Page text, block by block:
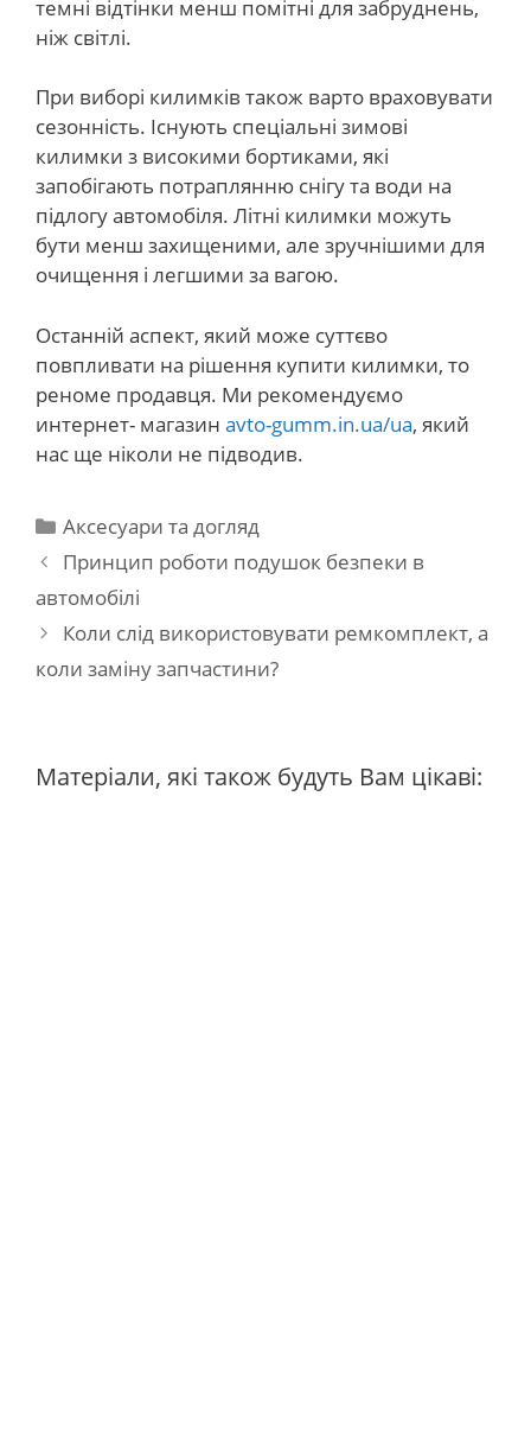
темні відтінки менш помітні для забруднень,
ніж світлі.
При виборі килимків також варто враховувати
сезонність. Існують спеціальні зимові
килимки з високими бортиками, які
запобігають потраплянню снігу та води на
підлогу автомобіля. Літні килимки можуть
бути менш захищеними, але зручнішими для
очищення і легшими за вагою.
Останній аспект, який може суттєво
повпливати на рішення купити килимки, то
реноме продавця. Ми рекомендуємо
интернет- магазин avto-gumm.in.ua/ua, який
нас ще ніколи не підводив.
Категорії
Аксесуари та догляд
Навігація
Принцип роботи подушок безпеки в
автомобілі
Коли слід використовувати ремкомплект, а
коли заміну запчастини?
Матеріали, які також будуть Вам цікаві: